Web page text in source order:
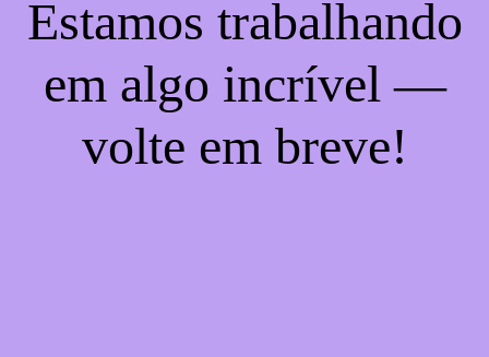
Estamos trabalhando
em algo incrível —
volte em breve!